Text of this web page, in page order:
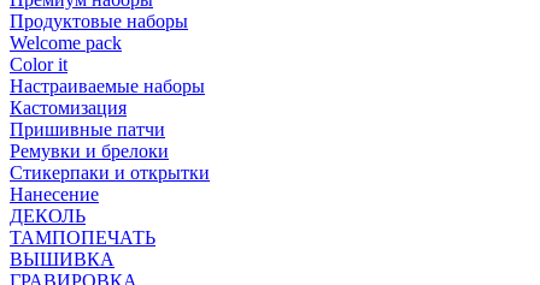
Продуктовые наборы
Welcome pack
Color it
Настраиваемые наборы
Кастомизация
Пришивные патчи
Ремувки и брелоки
Стикерпаки и открытки
Нанесение
ДЕКОЛЬ
ТАМПОПЕЧАТЬ
ВЫШИВКА
ГРАВИРОВКА